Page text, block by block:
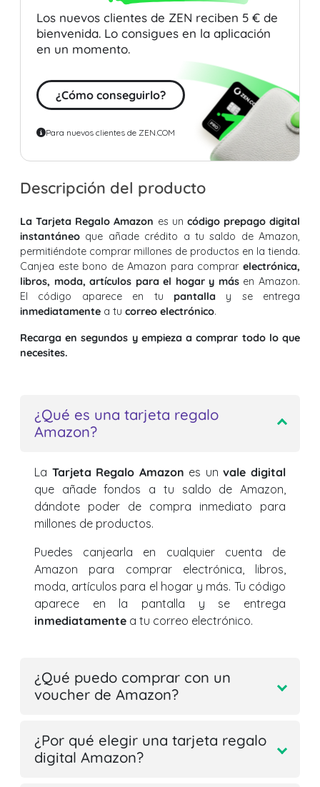
Los nuevos clientes de ZEN reciben 5 € de
bienvenida. Lo consigues en la aplicación
en un momento.
¿Cómo conseguirlo?
Para nuevos clientes de ZEN.COM
Descripción del producto
La Tarjeta Regalo Amazon es un código prepago digital
instantáneo que añade crédito a tu saldo de Amazon,
permitiéndote comprar millones de productos en la tienda.
Canjea este bono de Amazon para comprar electrónica,
libros, moda, artículos para el hogar y másen Amazon.
El código aparece en tu pantallay se entrega
inmediatamente a tu correo electrónico.
Recarga en segundos y empieza a comprar todo lo que
necesites.
¿Qué es una tarjeta regalo
Amazon?
La Tarjeta Regalo Amazon es unvale digital
que añade fondos a tu saldo de Amazon,
dándote poder de compra inmediato para
millones de productos.
Puedes canjearla en cualquier cuenta de
Amazon para comprar electrónica, libros,
moda, artículos para el hogar y más. Tu código
aparece en la pantalla y se entrega
inmediatamente a tu correo electrónico.
¿Qué puedo comprar con un
voucher de Amazon?
¿Por qué elegir una tarjeta regalo
digital Amazon?